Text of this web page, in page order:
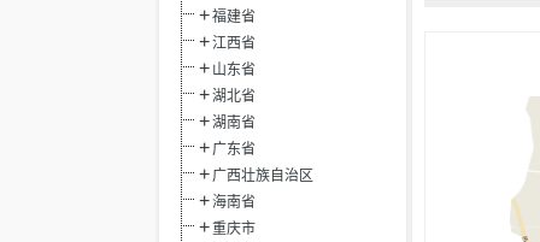
福建省
江西省
山东省
湖北省
湖南省
广东省
广西壮族自治区
海南省
重庆市